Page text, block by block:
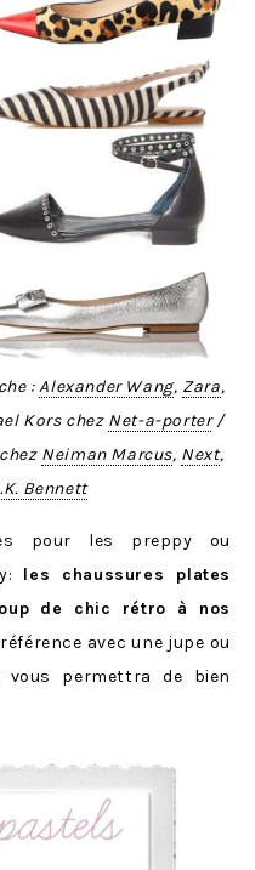
:Alexander Wang, Zara,
Kors chez Net-a-porter/
Neiman Marcus, Next,
Bennett
pour les preppy ou
les chaussures plates
de chic rétro à nos
avec une jupe ou
permettra de bien